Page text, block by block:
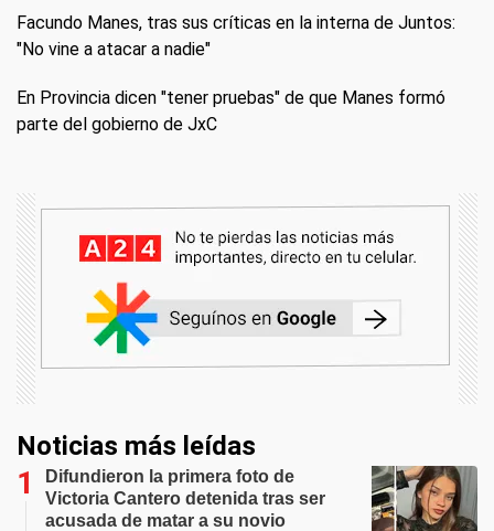
Facundo Manes, tras sus críticas en la interna de Juntos:
"No vine a atacar a nadie"
En Provincia dicen "tener pruebas" de que Manes formó
parte del gobierno de JxC
Noticias más leídas
Difundieron la primera foto de
Victoria Cantero detenida tras ser
acusada de matar a su novio